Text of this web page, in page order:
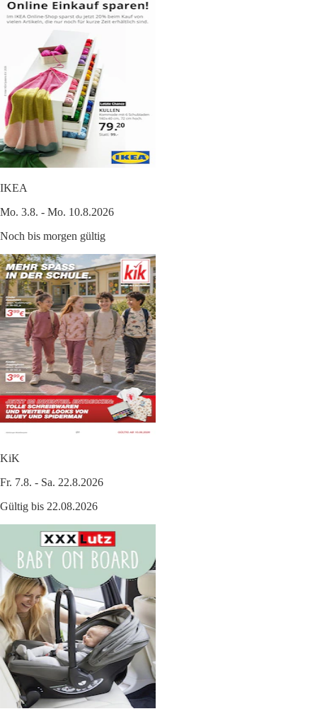
IKEA
Mo. 3.8. - Mo. 10.8.2026
Noch bis morgen gültig
KiK
Fr. 7.8. - Sa. 22.8.2026
Gültig bis 22.08.2026